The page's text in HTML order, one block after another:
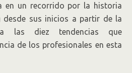
en un recorrido por la historia
desde sus inicios a partir de la
las diez tendencias que
de los profesionales en esta